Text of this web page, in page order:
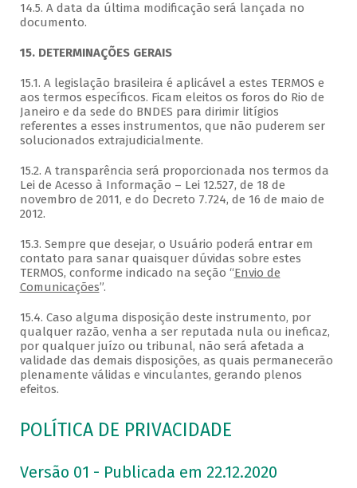
14.5. A data da última modificação será lançada no
documento.
15. DETERMINAÇÕES GERAIS
15.1. A legislação brasileira é aplicável a estes TERMOS e
aos termos específicos. Ficam eleitos os foros do Rio de
Janeiro e da sede do BNDES para dirimir litígios
referentes a esses instrumentos, que não puderem ser
solucionados extrajudicialmente.
15.2. A transparência será proporcionada nos termos da
Lei de Acesso à Informação – Lei 12.527, de 18 de
novembro de 2011, e do Decreto 7.724, de 16 de maio de
2012.
15.3. Sempre que desejar, o Usuário poderá entrar em
contato para sanar quaisquer dúvidas sobre estes
TERMOS, conforme indicado na seção “Envio de
Comunicações”.
15.4. Caso alguma disposição deste instrumento, por
qualquer razão, venha a ser reputada nula ou ineficaz,
por qualquer juízo ou tribunal, não será afetada a
validade das demais disposições, as quais permanecerão
plenamente válidas e vinculantes, gerando plenos
efeitos.
POLÍTICA DE PRIVACIDADE
Versão 01 - Publicada em 22.12.2020